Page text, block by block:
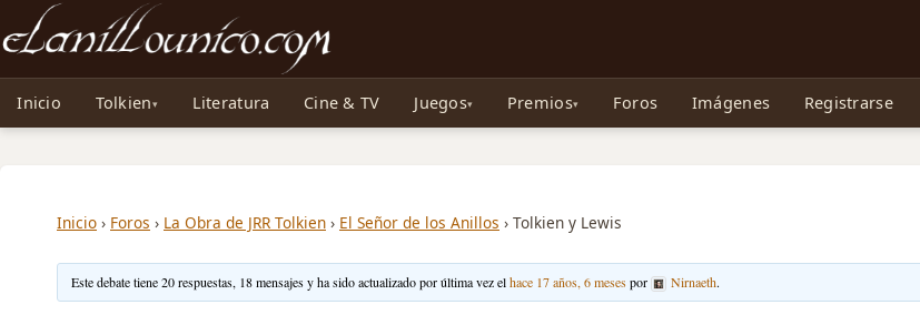
Noticias sobre Tolkien: El Señor de los Anillos, Los Anillos de Poder, La Caza de Gollum, la Tolkienpedia y más
Inicio Tolkien Literatura Cine & TV Juegos Premios Foros Imágenes Registrarse
Inicio › Foros › La Obra de JRR Tolkien › El Señor de los Anillos › Tolkien y Lewis
Este debate tiene 20 respuestas, 18 mensajes y ha sido actualizado por última vez elhace 17 años, 6 mesespor Nirnaeth.